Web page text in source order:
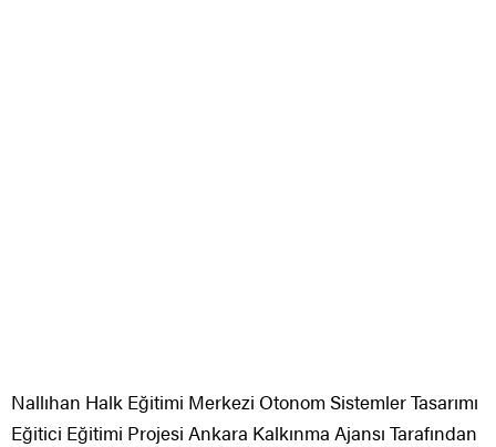
Nallıhan Halk Eğitimi Merkezi Otonom Sistemler Tasarımı
Eğitici Eğitimi Projesi Ankara Kalkınma Ajansı Tarafından